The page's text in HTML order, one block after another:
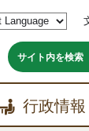
サイト内を検索
行政情報